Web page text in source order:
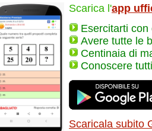
Scarica l'app
Esercitarti
Avere tutte le
Centinaia di
Conoscere
Scaricala subito